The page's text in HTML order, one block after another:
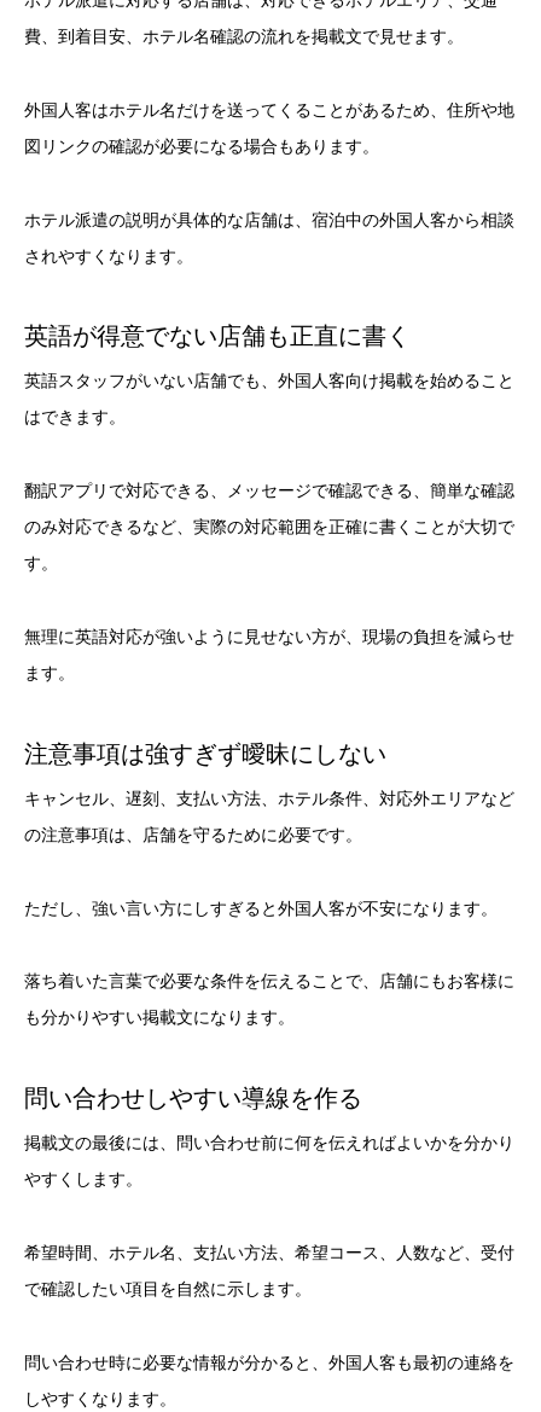
費、到着目安、ホテル名確認の流れを掲載文で見せます。
外国人客はホテル名だけを送ってくることがあるため、住所や地
図リンクの確認が必要になる場合もあります。
ホテル派遣の説明が具体的な店舗は、宿泊中の外国人客から相談
されやすくなります。
英語が得意でない店舗も正直に書く
英語スタッフがいない店舗でも、外国人客向け掲載を始めること
はできます。
翻訳アプリで対応できる、メッセージで確認できる、簡単な確認
のみ対応できるなど、実際の対応範囲を正確に書くことが大切で
す。
無理に英語対応が強いように見せない方が、現場の負担を減らせ
ます。
注意事項は強すぎず曖昧にしない
キャンセル、遅刻、支払い方法、ホテル条件、対応外エリアなど
の注意事項は、店舗を守るために必要です。
ただし、強い言い方にしすぎると外国人客が不安になります。
落ち着いた言葉で必要な条件を伝えることで、店舗にもお客様に
も分かりやすい掲載文になります。
問い合わせしやすい導線を作る
掲載文の最後には、問い合わせ前に何を伝えればよいかを分かり
やすくします。
希望時間、ホテル名、支払い方法、希望コース、人数など、受付
で確認したい項目を自然に示します。
問い合わせ時に必要な情報が分かると、外国人客も最初の連絡を
しやすくなります。